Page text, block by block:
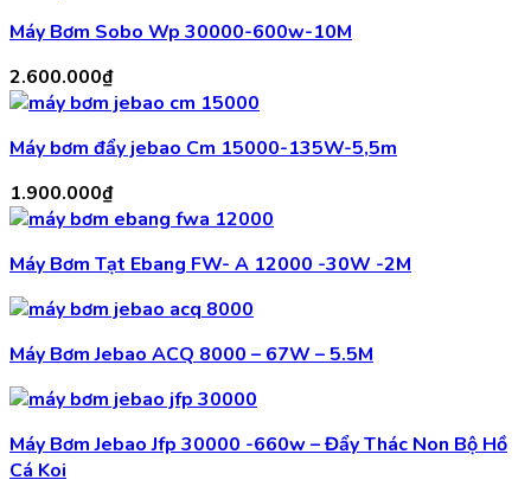
Máy Bơm Sobo Wp 30000-600w-10M
2.600.000₫
Máy bơm đẩy jebao Cm 15000-135W-5,5m
1.900.000₫
Máy Bơm Tạt Ebang FW- A 12000 -30W -2M
Máy Bơm Jebao ACQ 8000 – 67W – 5.5M
Máy Bơm Jebao Jfp 30000 -660w – Đẩy Thác Non Bộ Hồ
Cá Koi